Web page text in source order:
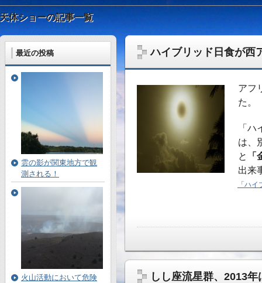
天体ショーの記事一覧
ハイブリッド日食が西
アフ
た。
「
は、
と
出来
「ハ
しし座流星群、2013
最近の投稿
雲の影が関東地方で観
測される！
火山活動において危険
毎日面白い話題をピッ